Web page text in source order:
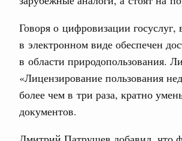
Говоря о цифровизации
в электронном виде обеспечен
в области природопользования.
«Лицензирование пользования
более чем в три раза, кратно
документов.
Евразийский экономический союз.
Алексея Оверчука по
межправительственного
Евразийский экономический союз.